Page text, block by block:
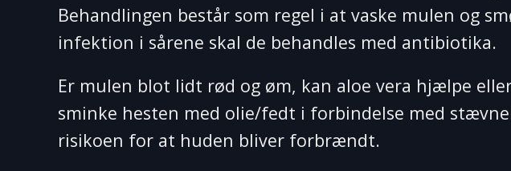
Behandlingen består som regel i at vaske mulen og
infektion i sårene skal de behandles med antibiotika.
Er mulen blot lidt rød og øm, kan aloe vera hjælpe
sminke hesten med olie/fedt i forbindelse med
risikoen for at huden bliver forbrændt.